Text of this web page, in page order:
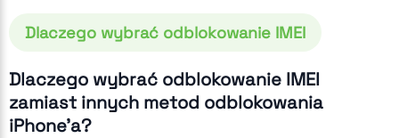
Dlaczego wybrać odblokowanie IMEI
Dlaczego wybrać odblokowanie IMEI
zamiast innych metod odblokowania
iPhone'a?